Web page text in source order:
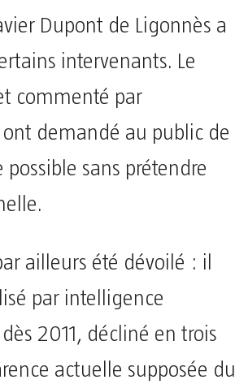
Dupont de Ligonnès a
intervenants. Le
commenté par
ont demandé au public de
sans prétendre
ailleurs été dévoilé : il
par intelligence
2011, décliné en trois
actuelle supposée du